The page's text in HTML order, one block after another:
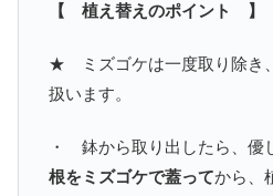
【 植え替えのポイント 】
★ ミズゴケは一度取り除き、
扱います。
・ 鉢から取り出したら、優
根をミズゴケで蓋ってから、